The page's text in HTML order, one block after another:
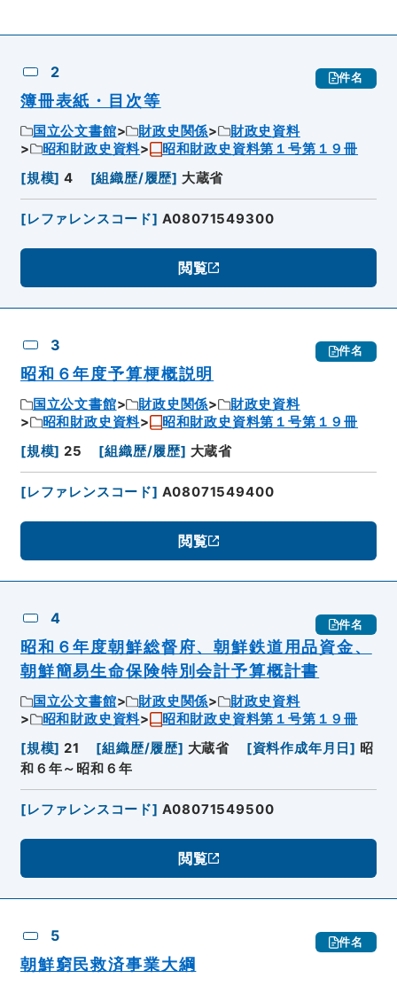
2 件名
簿冊表紙・目次等
国立公文書館 財政史関係
財政史資料
昭和財政史資料
昭和財政史資料第１号第１９冊
[規模] 4 [組織歴/履歴] 大蔵省
[レファレンスコード] A08071549300
閲覧
3 件名
昭和６年度予算梗概説明
国立公文書館 財政史関係
財政史資料
昭和財政史資料
昭和財政史資料第１号第１９冊
[規模] 25 [組織歴/履歴] 大蔵省
[レファレンスコード] A08071549400
閲覧
4 件名
昭和６年度朝鮮総督府、朝鮮鉄道用品資金、
朝鮮簡易生命保険特別会計予算概計書
国立公文書館 財政史関係
財政史資料
昭和財政史資料
昭和財政史資料第１号第１９冊
[規模] 21 [組織歴/履歴] 大蔵省 [資料作成年月日] 昭
和６年～昭和６年
[レファレンスコード] A08071549500
閲覧
5 件名
朝鮮窮民救済事業大綱